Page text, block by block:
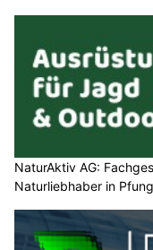
NaturAktiv AG:
Naturliebhaber in